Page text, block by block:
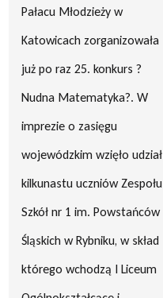
Pałacu Młodzieży w
Katowicach zorganizowała
już po raz 25. konkurs ?
Nudna Matematyka?. W
imprezie o zasięgu
wojewódzkim wzięło udział
kilkunastu uczniów Zespołu
Szkół nr 1 im. Powstańców
Śląskich w Rybniku, w skład
którego wchodzą I Liceum